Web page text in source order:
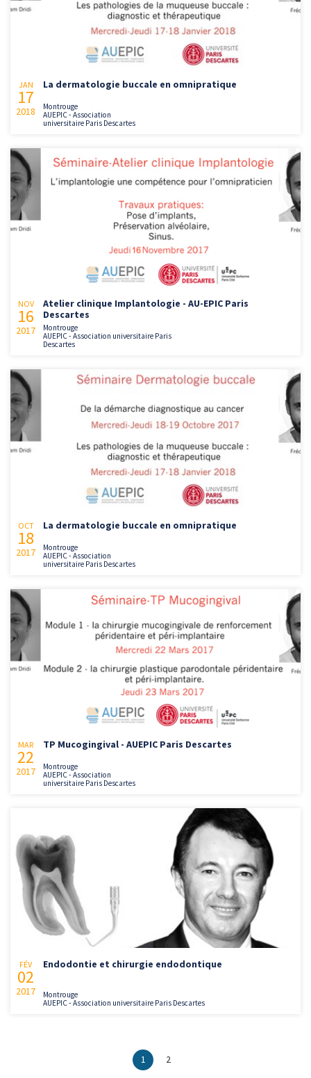
JAN
17
2018
La dermatologie buccale en omnipratique
Montrouge
AUEPIC - Association
universitaire Paris Descartes
NOV
16
2017
Atelier clinique Implantologie - AU-EPIC Paris
Descartes
Montrouge
AUEPIC - Association universitaire Paris
Descartes
OCT
18
2017
La dermatologie buccale en omnipratique
Montrouge
AUEPIC - Association
universitaire Paris Descartes
MAR
22
2017
TP Mucogingival - AUEPIC Paris Descartes
Montrouge
AUEPIC - Association
universitaire Paris Descartes
FÉV
02
2017
Endodontie et chirurgie endodontique
Montrouge
AUEPIC - Association universitaire Paris Descartes
1 2